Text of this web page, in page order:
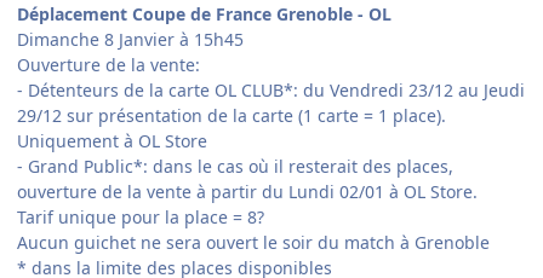
Déplacement Coupe de France Grenoble - OL
Dimanche 8 Janvier à 15h45
Ouverture de la vente:
- Détenteurs de la carte OL CLUB*: du Vendredi 23/12 au Jeudi
29/12 sur présentation de la carte (1 carte = 1 place).
Uniquement à OL Store
- Grand Public*: dans le cas où il resterait des places,
ouverture de la vente à partir du Lundi 02/01 à OL Store.
Tarif unique pour la place = 8?
Aucun guichet ne sera ouvert le soir du match à Grenoble
* dans la limite des places disponibles